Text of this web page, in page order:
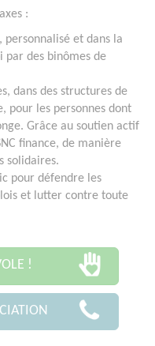
:
et dans la
par des binômes de
dans des structures de
pour les personnes dont
Grâce au soutien actif
finance, de manière
solidaires.
pour défendre les
et lutter contre toute
!